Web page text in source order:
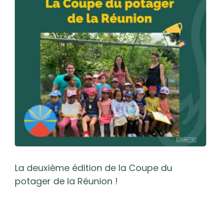
La deuxième édition de la Coupe du
potager de la Réunion !